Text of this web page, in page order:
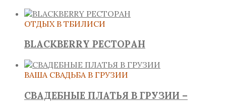
ОТДЫХ В ТБИЛИСИ
BLACKBERRY РЕСТОРАН
ВАША СВАДЬБА В ГРУЗИИ
СВАДЕБНЫЕ ПЛАТЬЯ В ГРУЗИИ –